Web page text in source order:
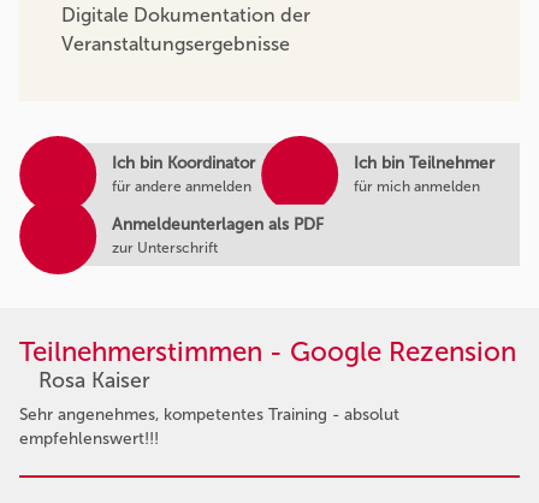
Ich bin Koordinator
für andere anmelden
Ich bin Teilnehmer
für mich anmelden
Anmeldeunterlagen als PDF
zur Unterschrift
Digitale Dokumentation der
Veranstaltungsergebnisse
Teilnehmerstimmen - Google Rezension
Rosa Kaiser
Sehr angenehmes, kompetentes Training - absolut
empfehlenswert!!!